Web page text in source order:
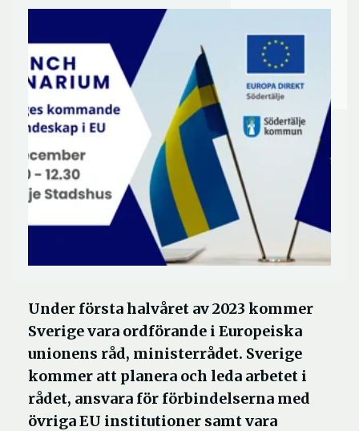
Under första halvåret av 2023 kommer
Sverige vara ordförande i Europeiska
unionens råd, ministerrådet. Sverige
kommer att planera och leda arbetet i
rådet, ansvara för förbindelserna med
övriga EU institutioner samt vara